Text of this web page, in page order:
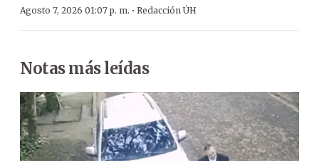
Agosto 7, 2026 01:07 p. m. · Redacción ÚH
Notas más leídas